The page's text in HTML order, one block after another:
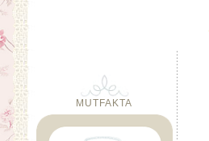
MUTFAKTA